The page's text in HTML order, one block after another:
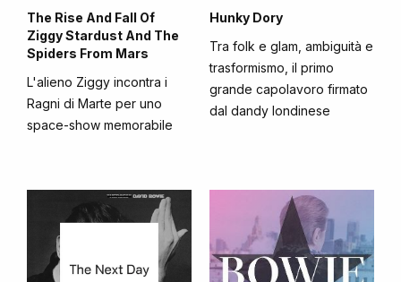
The Rise And Fall Of
Ziggy Stardust And The
Spiders From Mars
L'alieno Ziggy incontra i
Ragni di Marte per uno
space-show memorabile
Hunky Dory
Tra folk e glam, ambiguità e
trasformismo, il primo
grande capolavoro firmato
dal dandy londinese